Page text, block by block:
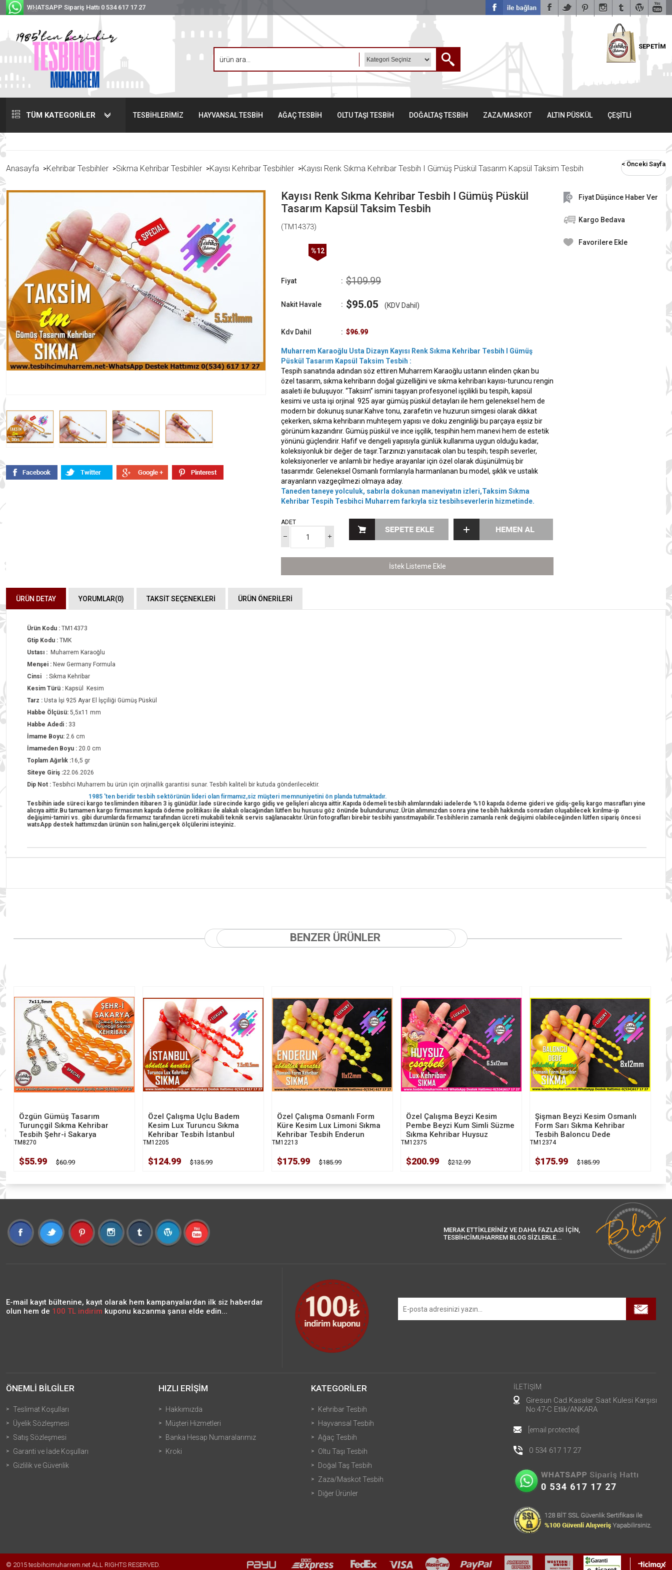
WHATSAPP Sipariş Hattı 0 534 617 17 27
USD
SEPETİM
TÜM KATEGORİLER TESBİHLERİMİZ HAYVANSAL TESBİH AĞAÇ TESBİH OLTU TAŞI TESBİH DOĞALTAŞ TESBİH ZAZA/MASKOT ALTIN PÜSKÜL ÇEŞİTLİ
Anasayfa >Kehribar Tesbihler >Sıkma Kehribar Tesbihler >Kayısı Kehribar Tesbihler >Kayısı Renk Sıkma Kehribar Tesbih I Gümüş Püskül Tasarım Kapsül Taksim Tesbih < Önceki Sayfa
Kayısı Renk Sıkma Kehribar Tesbih I Gümüş Püskül
Tasarım Kapsül Taksim Tesbih
(TM14373)
%12
Fiyat
: $109.99
Nakit Havale : $95.05 (KDV Dahil)
Kdv Dahil : $96.99
Muharrem Karaoğlu Usta Dizayn Kayısı Renk Sıkma Kehribar Tesbih I Gümüş
Püskül Tasarım Kapsül Taksim Tesbih :
Tespih sanatında adından söz ettiren Muharrem Karaoğlu ustanın elinden çıkan bu
özel tasarım, sıkma kehribarın doğal güzelliğini ve sıkma kehribarı kayısı-turuncu rengin
asaleti ile buluşuyor. “Taksim” ismini taşıyan profesyonel işçilikli bu tespih, kapsül
kesimi ve usta işi orjinal 925 ayar gümüş püskül detayları ile hem geleneksel hem de
modern bir dokunuş sunar.Kahve tonu, zarafetin ve huzurun simgesi olarak dikkat
çekerken, sıkma kehribarın muhteşem yapısı ve doku zenginliği bu parçaya eşsiz bir
görünüm kazandırır. Gümüş püskül ve ince işçilik, tespihin hem manevi hem de estetik
yönünü güçlendirir. Hafif ve dengeli yapısıyla günlük kullanıma uygun olduğu kadar,
koleksiyonluk bir değer de taşır.Tarzınızı yansıtacak olan bu tespih; tespih severler,
koleksiyonerler ve anlamlı bir hediye arayanlar için özel olarak düşünülmüş bir
tasarımdır. Geleneksel Osmanlı formlarıyla harmanlanan bu model, şıklık ve ustalık
arayanların vazgeçilmezi olmaya aday.
Taneden taneye yolculuk, sabırla dokunan maneviyatın izleri,Taksim Sıkma
Kehribar Tespih Tesbihci Muharrem farkıyla siz tesbihseverlerin hizmetinde.
ADET
İstek Listeme Ekle
Fiyat Düşünce Haber Ver
Kargo Bedava
Favorilere Ekle
ÜRÜN DETAY YORUMLAR(0) TAKSİT SEÇENEKLERİ ÜRÜN ÖNERILERI
Ürün Kodu : TM14373
Gtip Kodu : TMK
Ustası : Muharrem Karaoğlu
Menşei : New Germany Formula
Cinsi : Sıkma Kehribar
Kesim Türü : Kapsül Kesim
Tarz : Usta İşi 925 Ayar El İşçiliği Gümüş Püskül
Habbe Ölçüsü: 5,5x11 mm
Habbe Adedi : 33
İmame Boyu: 2.6 cm
İmameden Boyu : 20.0 cm
Toplam Ağırlık :16,5 gr
Siteye Giriş :22.06.2026
Dip Not : Tesbihci Muharrem bu ürün için orjinallik garantisi sunar. Tesbih kaliteli bir kutuda gönderilecektir.
1985 'ten beridir tesbih sektörünün lideri olan firmamız,siz müşteri memnuniyetini ön planda tutmaktadır.
Tesbihin iade süreci kargo tesliminden itibaren 3 iş günüdür.İade sürecinde kargo gidiş ve gelişleri alıcıya aittir.Kapıda ödemeli tesbih alımlarındaki iadelerde %10 kapıda ödeme gideri ve gidiş-geliş kargo masrafları yine
alıcıya aittir.Bu tamamen kargo firmasının kapıda ödeme politikası ile alakalı olacağından lütfen bu hususu göz önünde bulundurunuz.Ürün alımınızdan sonra yine tesbih hakkında sonradan oluşabilecek kırılma-ip
değişimi-tamiri vs. gibi durumlarda firmamız tarafından ücreti mukabili teknik servis sağlanacaktır.Ürün fotografları birebir tesbihi yansıtmayabilir.Tesbihlerin zamanla renk değişimi olabileceğinden lütfen sipariş öncesi
watsApp destek hattımızdan ürünün son halini,gerçek ölçülerini isteyiniz.
BENZER ÜRÜNLER
Özgün Gümüş Tasarım
Turunçgil Sıkma Kehribar
Tesbih Şehr-i Sakarya
TM8270
$55.99 $60.99
Özel Çalışma Uçlu Badem
Kesim Lux Turuncu Sıkma
Kehribar Tesbih İstanbul
TM12205
$124.99 $135.99
Özel Çalışma Osmanlı Form
Küre Kesim Lux Limoni Sıkma
Kehribar Tesbih Enderun
TM12213
$175.99 $185.99
Özel Çalışma Beyzi Kesim
Pembe Beyzi Kum Simli Süzme
Sıkma Kehribar Huysuz
TM12375
$200.99 $212.99
Şişman Beyzi Kesim Osmanlı
Form Sarı Sıkma Kehribar
Tesbih Baloncu Dede
TM12374
$175.99 $185.99
MERAK ETTİKLERİNİZ VE DAHA FAZLASI İÇİN,
TESBİHCİMUHARREM BLOG SİZLERLE...
E-mail kayıt bültenine, kayıt olarak hem kampanyalardan ilk siz haberdar
olun hem de 100 TL indirim kuponu kazanma şansı elde edin...
ÖNEMLİ BİLGİLER
Teslimat Koşulları
Üyelik Sözleşmesi
Satış Sözleşmesi
Garanti ve İade Koşulları
Gizlilik ve Güvenlik
HIZLI ERİŞİM
Hakkımızda
Müşteri Hizmetleri
Banka Hesap Numaralarımız
Kroki
KATEGORİLER
Kehribar Tesbih
Hayvansal Tesbih
Ağaç Tesbih
Oltu Taşı Tesbih
Doğal Taş Tesbih
Zaza/Maskot Tesbih
Diğer Ürünler
İLETİŞİM
Giresun Cad.Kasalar Saat Kulesi Karşısı
No:47-C Etlik/ANKARA
[email protected]
0 534 617 17 27
© 2015 tesbihcimuharrem.net ALL RIGHTS RESERVED.